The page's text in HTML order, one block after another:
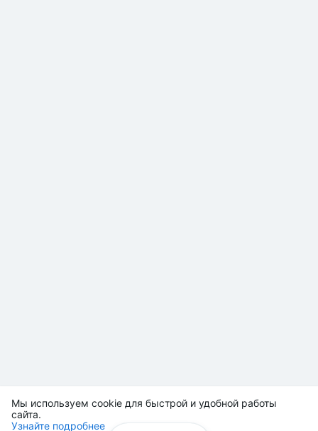
Мы используем cookie для быстрой и удобной работы
сайта.
Узнайте подробнее